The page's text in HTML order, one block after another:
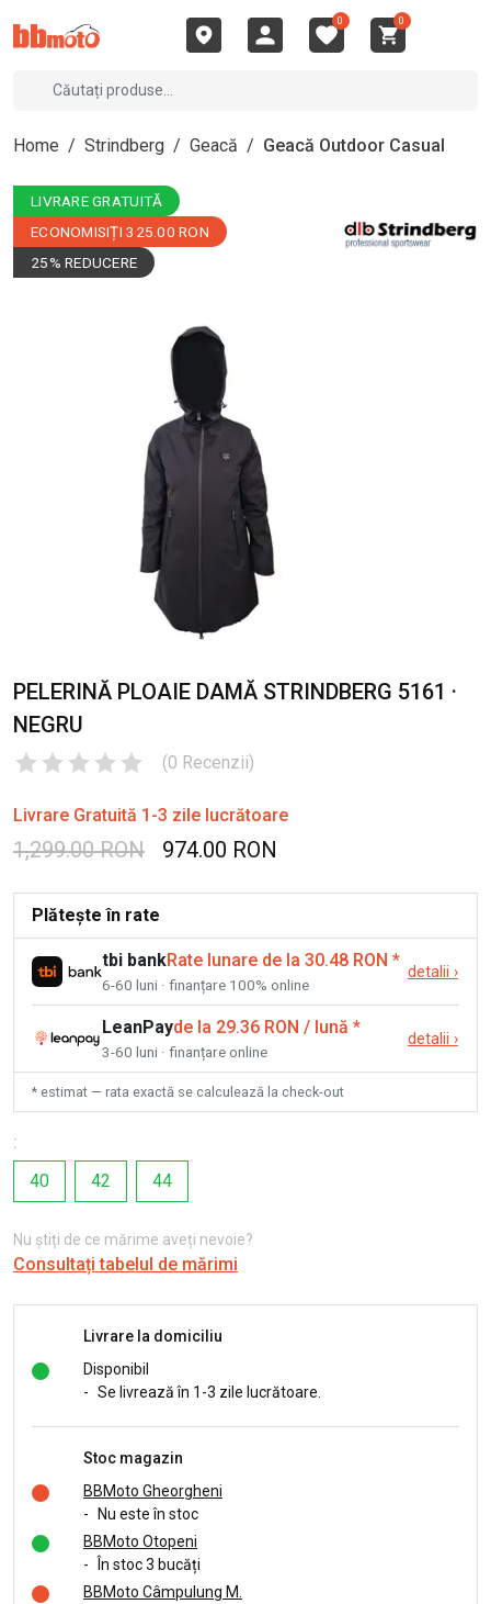
0 0
Home / Strindberg / Geacă / Geacă Outdoor Casual
LIVRARE GRATUITĂ
ECONOMISIȚI 325.00 RON
25% REDUCERE
PELERINĂ PLOAIE DAMĂ STRINDBERG 5161 ·
NEGRU
(0 Recenzii)
Livrare Gratuită 1-3 zile lucrătoare
1,299.00 RON 974.00 RON
Plătește în rate
tbi bankRate lunare de la 30.48 RON *
6-60 luni · finanțare 100% online
detalii ›
LeanPayde la 29.36 RON / lună *
3-60 luni · finanțare online
detalii ›
* estimat — rata exactă se calculează la check-out
:
40
42 44
Nu știți de ce mărime aveți nevoie?
Consultați tabelul de mărimi
Livrare la domiciliu
Disponibil
- Se livrează în 1-3 zile lucrătoare.
Stoc magazin
BBMoto Gheorgheni
-
Nu este în stoc
BBMoto Otopeni
-
În stoc 3 bucăți
BBMoto Câmpulung M.